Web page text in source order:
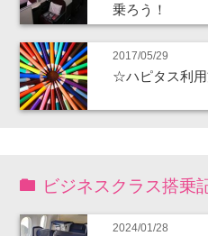
乗ろう！
2017/05/29
☆ハピタス利
ビジネスクラス搭乗
2024/01/28